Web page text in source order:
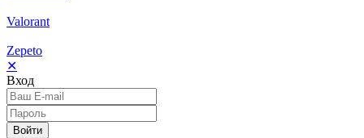
Valorant
Zepeto
✕
Вход
Войти